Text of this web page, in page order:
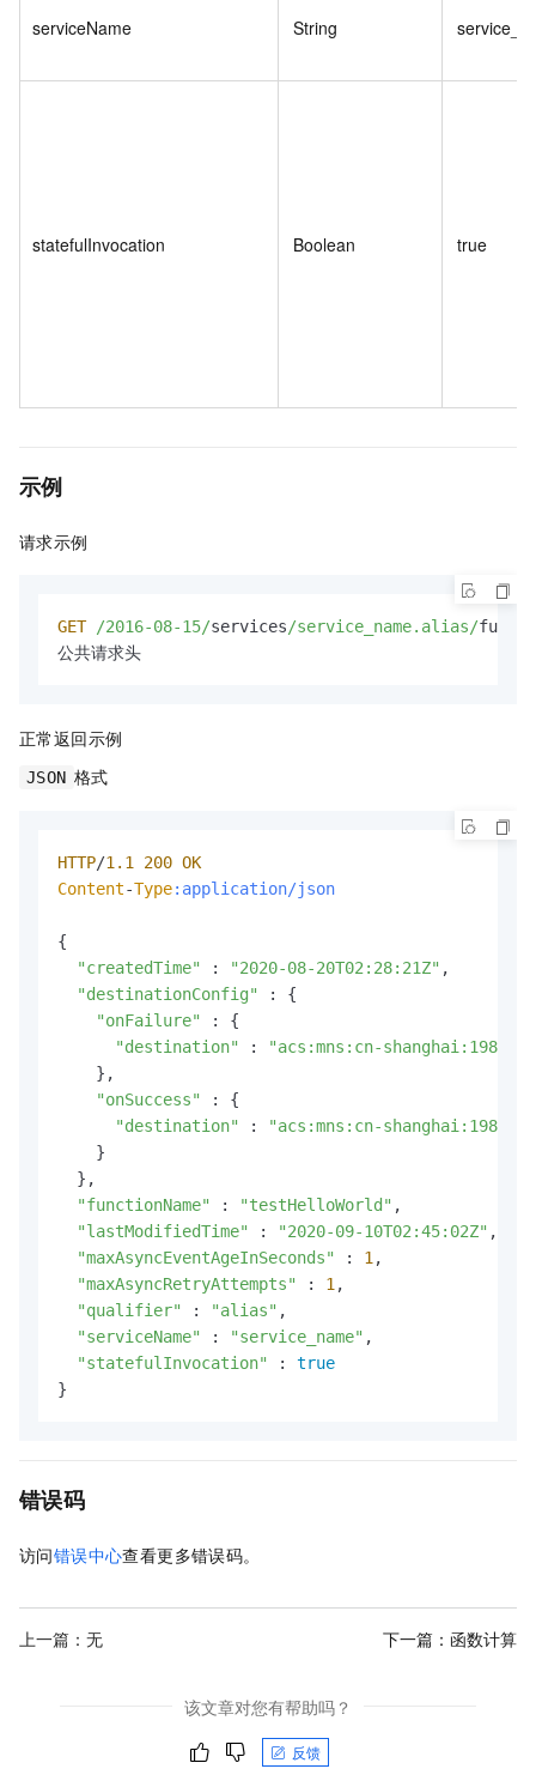
serviceName String
statefulInvocation Boolean true
示例
请求示例
GET /2016-08-15/services/service_name.alias/
公共请求头
正常返回示例
JSON 格式
HTTP/1.1 200 OK
Content-Type:application/json
{
"createdTime"
: "2020-08-20T02:28:21Z" ,
"destinationConfig"
: {
"onFailure"
: {
"destination"
:
"acs:mns:cn-
    },
"onSuccess"
: {
"destination"
:
"acs:mns:cn-
    }
  },
"functionName"
: "testHelloWorld" ,
"lastModifiedTime"
: "2020-09-10T02:45:02Z" ,
"maxAsyncEventAgeInSeconds"
: 1 ,
"maxAsyncRetryAttempts"
: 1 ,
"qualifier"
: "alias" ,
"serviceName"
: "service_name" ,
"statefulInvocation"
: true
}
错误码
访问错误中心查看更多错误码。
上一篇：无 下一篇： 函数计算
该文章对您有帮助吗？
反馈